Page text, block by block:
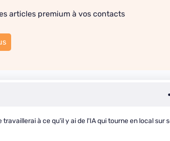
articles premium à vos contacts
à ce qu'il y ai de l'IA qui tourne en local sur